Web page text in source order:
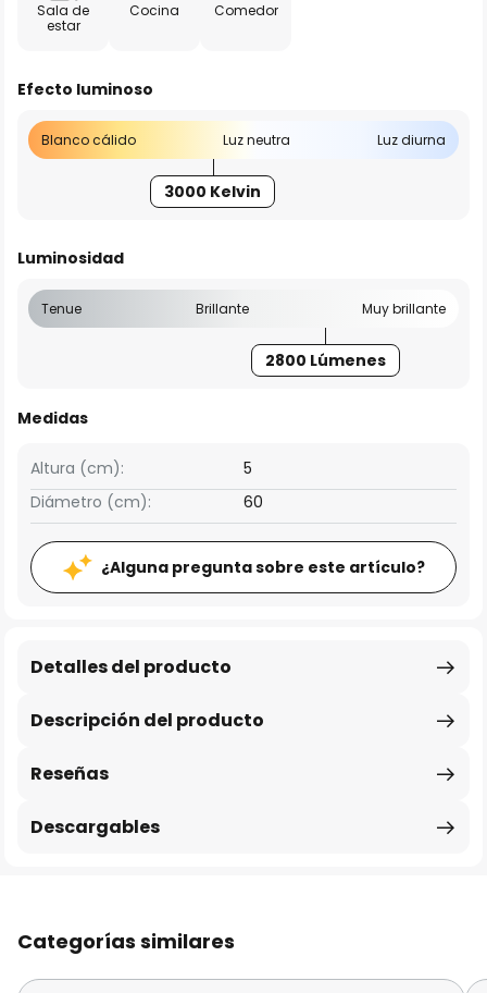
Sala de
estar
Cocina Comedor
Efecto luminoso
Blanco cálido Luz neutra Luz diurna
3000 Kelvin
Luminosidad
Tenue Brillante Muy brillante
2800 Lúmenes
Medidas
Altura (cm):
5
Diámetro (cm):
60
¿Alguna pregunta sobre este artículo?
Descripción del producto
Detalles del producto
Reseñas
Descargables
Categorías similares